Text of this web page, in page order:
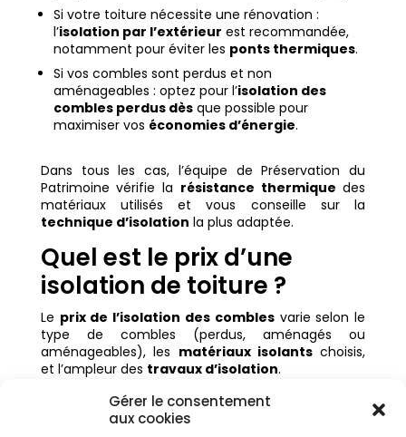
Gérer le consentement
aux cookies
Si votre toiture nécessite une rénovation :
l’isolation par l’extérieur est recommandée,
notamment pour éviter les ponts thermiques.
Si vos combles sont perdus et non
aménageables : optez pour l’isolation des
combles perdus dèsque possible pour
maximiser vos économies d’énergie.
Dans tous les cas, l’équipe de Préservation du
Patrimoine vérifie la résistance thermique des
matériaux utilisés et vous conseille sur la
technique d’isolation la plus adaptée.
Quel est le prix d’une
isolation de toiture ?
Le prix de l’isolation des comblesvarie selon le
type de combles (perdus, aménagés ou
aménageables), les matériaux isolantschoisis,
et l’ampleur des travaux d’isolation.
Bonne nouvelle : desaides financières
aides disponiblespour la